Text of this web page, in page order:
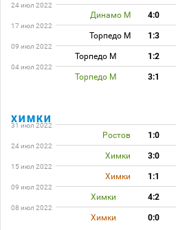
24 июл 2022
Динамо М 4:0
17 июл 2022
Торпедо М 1:3
09 июл 2022
Торпедо М 1:2
04 июл 2022
Торпедо М 3:1
ХИМКИ
31 июл 2022
Ростов 1:0
24 июл 2022
Химки 3:0
15 июл 2022
Химки 1:1
09 июл 2022
Химки 4:2
08 июл 2022
Химки 0:0